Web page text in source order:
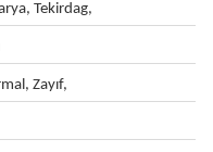
Tekirdag,
Zayıf,